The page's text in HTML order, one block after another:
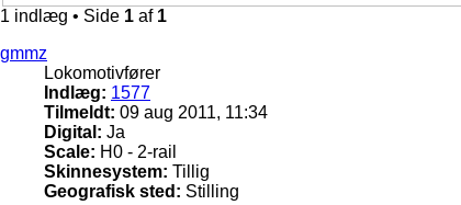
1 indlæg • Side 1 af 1
gmmz
Lokomotivfører
Indlæg: 1577
Tilmeldt: 09 aug 2011, 11:34
Digital: Ja
Scale: H0 - 2-rail
Skinnesystem: Tillig
Geografisk sted: Stilling